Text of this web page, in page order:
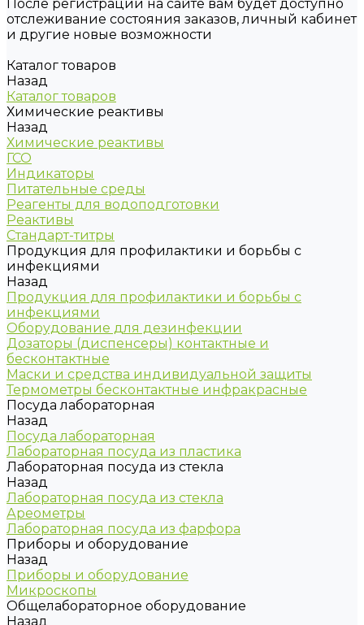
После регистрации на сайте вам будет доступно
отслеживание состояния заказов, личный кабинет
и другие новые возможности
Каталог товаров
Назад
Каталог товаров
Химические реактивы
Назад
Химические реактивы
ГСО
Индикаторы
Питательные среды
Реагенты для водоподготовки
Реактивы
Стандарт-титры
Продукция для профилактики и борьбы с
инфекциями
Назад
Продукция для профилактики и борьбы с
инфекциями
Оборудование для дезинфекции
Дозаторы (диспенсеры) контактные и
бесконтактные
Маски и средства индивидуальной защиты
Термометры бесконтактные инфракрасные
Посуда лабораторная
Назад
Посуда лабораторная
Лабораторная посуда из пластика
Лабораторная посуда из стекла
Назад
Лабораторная посуда из стекла
Ареометры
Лабораторная посуда из фарфора
Приборы и оборудование
Назад
Приборы и оборудование
Микроскопы
Общелабораторное оборудование
Назад